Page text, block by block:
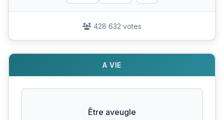
428 632 votes
A VIE
Être aveugle